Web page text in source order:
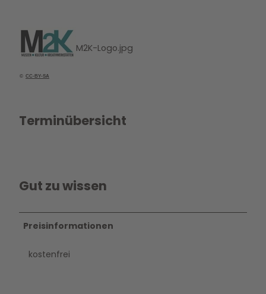
© CC-BY-SA
M2K-Logo.jpg
Terminübersicht
Gut zu wissen
Preisinformationen
kostenfrei